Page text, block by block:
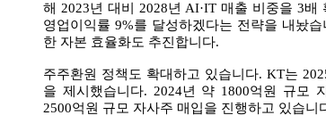
해 2023년 대비 2028년 AI·IT 매출 비중을 3
영업이익률 9%를 달성하겠다는 전략을 내놨
한 자본 효율화도 추진합니다.
주주환원 정책도 확대하고 있습니다. KT는
을 제시했습니다. 2024년 약 1800억원 규모
2500억원 규모 자사주 매입을 진행하고 있습니